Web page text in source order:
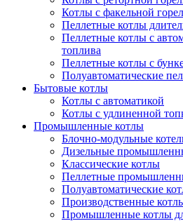
Котлы с факельной
Пеллетные котлы
Пеллетные котлы с
топлива
Пеллетные котлы с
Полуавтоматические
Бытовые котлы
Котлы с автоматикой
Котлы с удлиненной
Промышленные котлы
Блочно-модульные
Дизельные
Классические котлы
Пеллетные
Полуавтоматические
Производственные
Промышленные котлы